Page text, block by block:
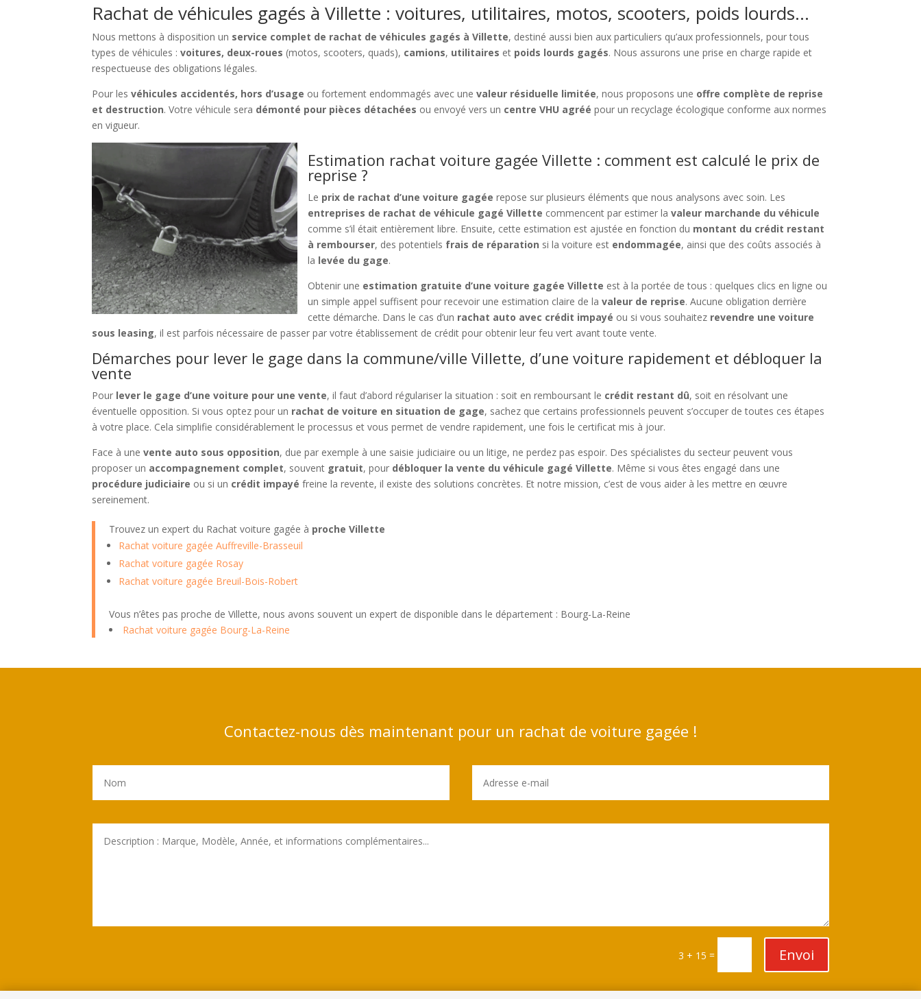
Rachat de véhicules gagés à Villette : voitures, utilitaires, motos, scooters, poids lourds…
Nous mettons à disposition un service complet de rachat de véhicules gagés à Villette, destiné aussi bien aux particuliers qu’aux professionnels, pour tous
types de véhicules :voitures, deux-roues (motos, scooters, quads), camions, utilitaires et poids lourds gagés. Nous assurons une prise en charge rapide et
respectueuse des obligations légales.
Pour lesvéhicules accidentés, hors d’usage ou fortement endommagés avec unevaleur résiduelle limitée, nous proposons une offre complète de reprise
et destruction. Votre véhicule sera démonté pour pièces détachées ou envoyé vers un centre VHU agréé pour un recyclage écologique conforme aux normes
en vigueur.
Estimation rachat voiture gagée Villette : comment est calculé le prix de
reprise ?
Le prix de rachat d’une voiture gagée repose sur plusieurs éléments que nous analysons avec soin. Les
entreprises de rachat de véhicule gagé Villette commencent par estimer lavaleur marchande du véhicule
comme s’il était entièrement libre. Ensuite, cette estimation est ajustée en fonction du montant du crédit restant
à rembourser, des potentiels frais de réparation si la voiture est endommagée, ainsi que des coûts associés à
la levée du gage.
Obtenir une estimation gratuite d’une voiture gagée Villette est à la portée de tous : quelques clics en ligne ou
un simple appel suffisent pour recevoir une estimation claire de lavaleur de reprise. Aucune obligation derrière
cette démarche. Dans le cas d’un rachat auto avec crédit impayé ou si vous souhaitez revendre une voiture
sous leasing, il est parfois nécessaire de passer par votre établissement de crédit pour obtenir leur feu vert avant toute vente.
Démarches pour lever le gage dans la commune/ville Villette, d’une voiture rapidement et débloquer la
vente
Pour lever le gage d’une voiture pour une vente, il faut d’abord régulariser la situation : soit en remboursant le crédit restant dû, soit en résolvant une
éventuelle opposition. Si vous optez pour un rachat de voiture en situation de gage, sachez que certains professionnels peuvent s’occuper de toutes ces étapes
à votre place. Cela simplifie considérablement le processus et vous permet de vendre rapidement, une fois le certificat mis à jour.
Face à unevente auto sous opposition, due par exemple à une saisie judiciaire ou un litige, ne perdez pas espoir. Des spécialistes du secteur peuvent vous
proposer un accompagnement complet, souvent gratuit, pour débloquer la vente du véhicule gagé Villette. Même si vous êtes engagé dans une
procédure judiciaire ou si un crédit impayé freine la revente, il existe des solutions concrètes. Et notre mission, c’est de vous aider à les mettre en œuvre
sereinement.
Trouvez un expert du Rachat voiture gagée à proche Villette
Rachat voiture gagée Auffreville-Brasseuil
Rachat voiture gagée Rosay
Rachat voiture gagée Breuil-Bois-Robert
Vous n’êtes pas proche de Villette, nous avons souvent un expert de disponible dans le département : Bourg-La-Reine
Rachat voiture gagée Bourg-La-Reine
Contactez-nous dès maintenant pour un rachat de voiture gagée !
3 + 15 = Envoi